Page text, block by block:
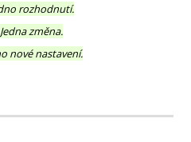
rozhodnutí.
Jedna změna.
nové nastavení.